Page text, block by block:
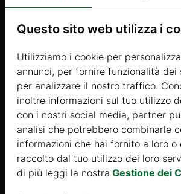
Prodotti Simili
Questo sito web utilizza i
Utilizziamo i cookie per
annunci, per fornire funzionalità dei
per analizzare il nostro traffico.
inoltre informazioni sul tuo utilizzo
con i nostri social media, partner
analisi che potrebbero combinarle
informazioni che hai fornito a loro o
raccolto dal tuo utilizzo dei loro
di più leggi la nostra Gestione dei